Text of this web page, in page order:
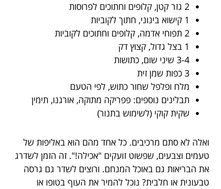
2 גזר קטן, קלופים וחתוכים לפרוסות
1 קישוא בינוני, חתוך לקוביות
2 תפוחי אדמה, קלופים וחתוכים לקוביות
1 בצל גדול, קצוץ דק
3-4 שיני שום, כתושות
3 כפות שמן זית
מלח ופלפל שחור כתוש, לפי הטעם
תבלינים נוספים: פפריקה מתוקה, אורגנו, תימין
שקית קוקי (לשימוש בתנור)
ואלה לא סתם מרכיבים. כל אחד מהם הוא באליפות של
טעמים וצבעים, שפשוט זועקים "אכילה!". זה הזמן לשדרג
את הבריאות גם באוכל המנחם. ורוצים לשדר גם גרסה
טבעונית או חלבית? נוכל להמיר את העוף בטופו או